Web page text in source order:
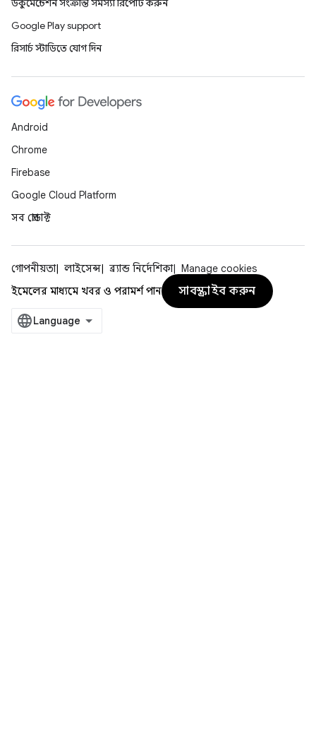
ডকুমেন্টেশন সংক্রান্ত সমস্যা রিপোর্ট করুন
Google Play support
রিসার্চ স্টাডিতে যোগ দিন
Android
Chrome
Firebase
Google Cloud Platform
সব প্রোডাক্ট
গোপনীয়তা লাইসেন্স ব্র্যান্ড নির্দেশিকা
Manage cookies
ইমেলের মাধ্যমে খবর ও পরামর্শ পান
সাবস্ক্রাইব করুন